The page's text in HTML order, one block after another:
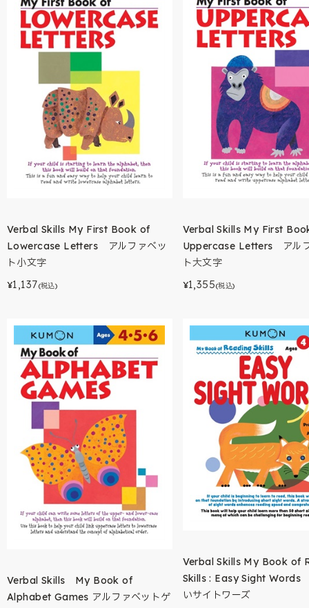
Verbal Skills My First Book of
Lowercase Letters アルファベッ
ト小文字
¥1,137(税込)
Verbal Skills My First
Uppercase Letters アル
ト大文字
¥1,355(税込)
Verbal Skills My Book of
Alphabet Games アルファベットゲ
Verbal Skills My Book of
Skills : Easy Sight Words
いサイトワーズ